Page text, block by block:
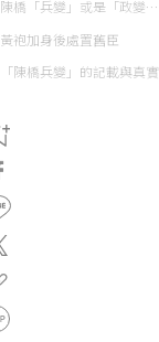
陳橋「兵變」或是「政變」？
黃袍加身後處置舊臣
「陳橋兵變」的記載與真實